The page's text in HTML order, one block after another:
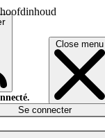
Close menu
Se connecter